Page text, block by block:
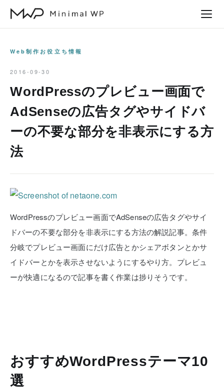
Web制作お役立ち情報
2016-09-30
WordPressのプレビュー画面で
AdSenseの広告タグやサイドバ
ーの不要な部分を非表示にする方
法
WordPressのプレビュー画面でAdSenseの広告タグやサイ
ドバーの不要な部分を非表示にする方法の解説記事。条件
分岐でプレビュー画面にだけ広告とかシェアボタンとかサ
イドバーとかを表示させないようにするやり方。プレビュ
ーが快適になるので記事を書く作業は捗りそうです。
おすすめWordPressテーマ10
選